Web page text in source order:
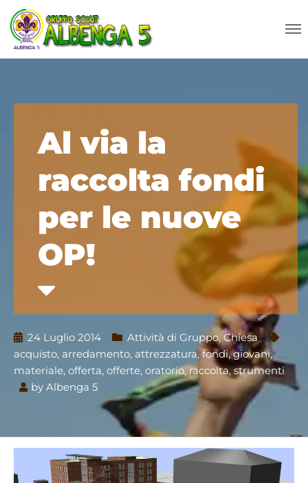
Al via la
raccolta fondi
per le nuove
OP!
24 Luglio 2014 Attività di Gruppo,Chiesa
acquisto, arredamento, attrezzatura,fondi,giovani,
materiale, offerta, offerte, oratorio, raccolta,strumenti
by Albenga 5